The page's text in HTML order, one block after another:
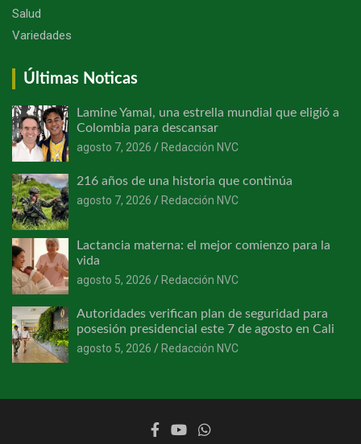
Salud
Variedades
Últimas Noticas
Lamine Yamal, una estrella mundial que eligió a
Colombia para descansar
agosto 7, 2026
Redacción NVC
216 años de una historia que continúa
agosto 7, 2026
Redacción NVC
Lactancia materna: el mejor comienzo para la
vida
agosto 5, 2026
Redacción NVC
Autoridades verifican plan de seguridad para
posesión presidencial este 7 de agosto en Cali
agosto 5, 2026
Redacción NVC